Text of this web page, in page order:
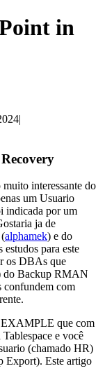
in
interessante do
um Usuario
indicada por um
ja de
alphamek) e do
para este
os DBAs que
do Backup RMAN
confundem com
EXAMPLE que com
e você
(chamado HR)
Export). Este artigo